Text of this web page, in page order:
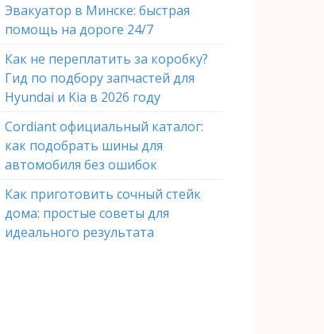
Эвакуатор в Минске: быстрая
помощь на дороге 24/7
Как не переплатить за коробку?
Гид по подбору запчастей для
Hyundai и Kia в 2026 году
Cordiant официальный каталог:
как подобрать шины для
автомобиля без ошибок
Как приготовить сочный стейк
дома: простые советы для
идеального результата